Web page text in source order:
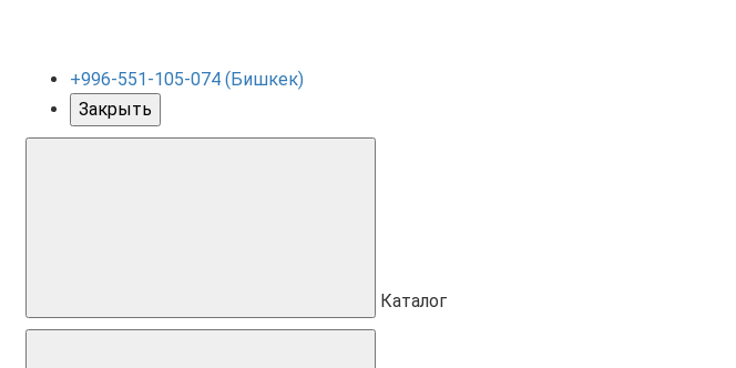
+996-551-105-074 (Бишкек)
Закрыть
Каталог